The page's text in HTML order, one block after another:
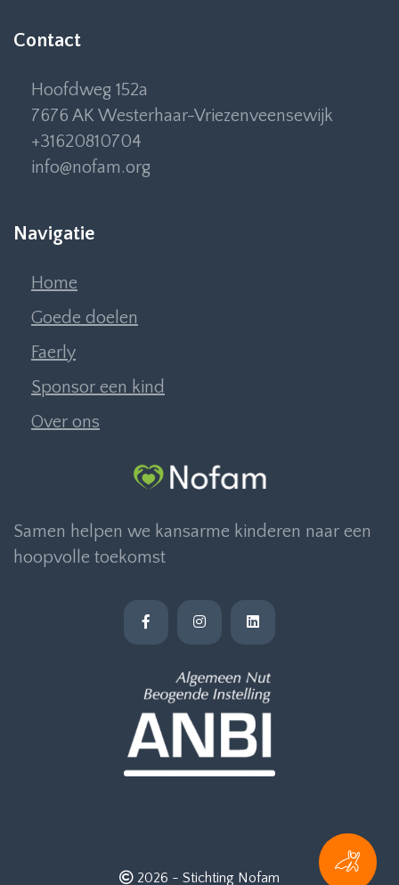
Contact
Hoofdweg 152a
7676 AK Westerhaar-Vriezenveensewijk
+31620810704
info@nofam.org
Navigatie
Home
Goede doelen
Faerly
Sponsor een kind
Over ons
Samen helpen we kansarme kinderen naar een
hoopvolle toekomst
2026 - Stichting Nofam